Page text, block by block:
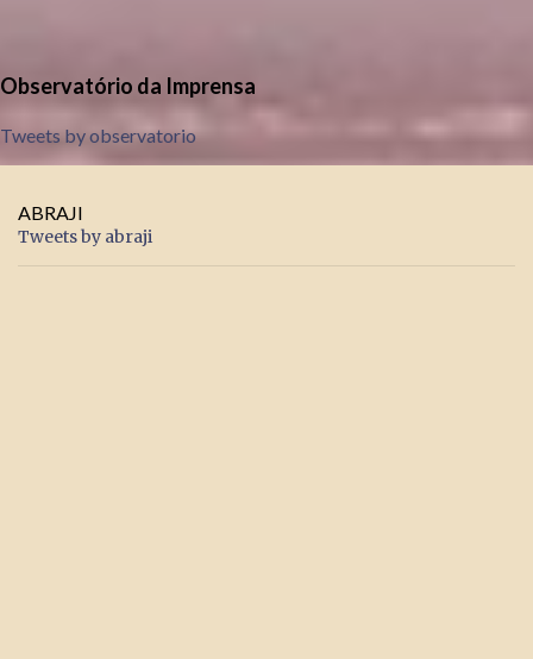
Observatório da Imprensa
Tweets by observatorio
ABRAJI
Tweets by abraji